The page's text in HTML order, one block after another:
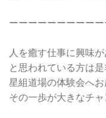
ーーーーーーーーー
人を癒す仕事に興味
と思われている方は
星組道場の体験会へ
その一歩が大きなチ